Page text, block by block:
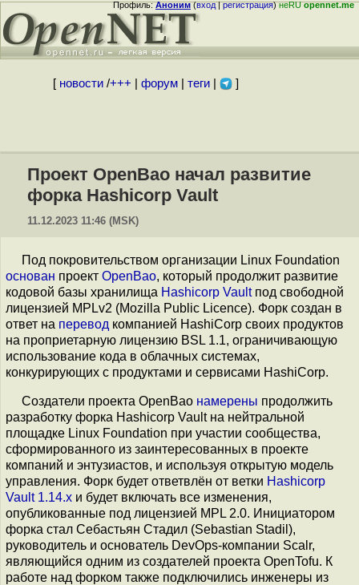
Профиль:Аноним(вход|регистрация)неRUopennet.me
[ новости/+++ форум| теги| ]
Проект OpenBao начал развитие
форка Hashicorp Vault
11.12.2023 11:46 (MSK)
Под покровительством организации Linux Foundation
основан проект OpenBao, который продолжит развитие
кодовой базы хранилища Hashicorp Vaultпод свободной
лицензией MPLv2 (Mozilla Public Licence). Форк создан в
ответ на перевод компанией HashiCorp своих продуктов
на проприетарную лицензию BSL 1.1, ограничивающую
использование кода в облачных системах,
конкурирующих с продуктами и сервисами HashiCorp.
Создатели проекта OpenBao намерены продолжить
разработку форка Hashicorp Vault на нейтральной
площадке Linux Foundation при участии сообщества,
сформированного из заинтересованных в проекте
компаний и энтузиастов, и используя открытую модель
управления. Форк будет ответвлён от ветки Hashicorp
Vault 1.14.x и будет включать все изменения,
опубликованные под лицензией MPL 2.0. Инициатором
форка стал Себастьян Стадил (Sebastian Stadil),
руководитель и основатель DevOps-компании Scalr,
являющийся одним из создателей проекта OpenTofu. К
работе над форком также подключились инженеры из